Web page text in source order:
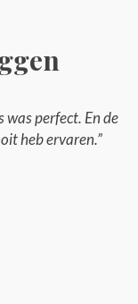
perfect. En de
heb ervaren.”